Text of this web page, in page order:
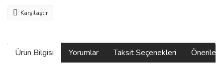
Karşılaştır
Ürün Bilgisi Yorumlar Taksit Seçenekleri